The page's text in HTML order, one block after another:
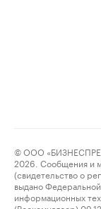
© ООО
2026. Сообщения и
(свидетельство о
выдано
информационных